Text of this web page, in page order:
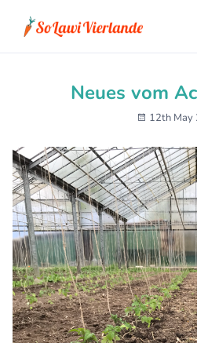
Neues vom
12th May